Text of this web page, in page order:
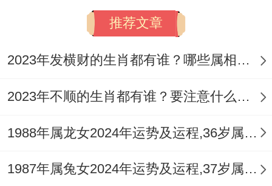
慎行为要，中宫方为流年桃花位，布置
阁鱼跃荷香，可促进人际与谐，增进家庭与
七、开运锦囊：时空方位的精细调整
2026年太岁方在正南，岁破方在正北，此二
方位切忌动土、装修、堆放杂物，日常坐卧
推荐文章
2023年发横财的生肖都有谁？哪些属相财运旺盛？
2023年不顺的生肖都有谁？要注意什么呢？
1988年属龙女2024年运势及运程,36岁属龙人2024全年每月运势女性如何
1987年属兔女2024年运势及运程,37岁属兔人2024全年每月运势女性如何